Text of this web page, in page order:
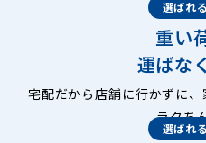
選ばれ
重い
運ばな
宅配だから店舗に行かずに
ラクち
選ばれ